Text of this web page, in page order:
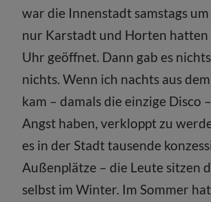
war die Innenstadt samstags
nur Karstadt und Horten hatten
Uhr geöffnet. Dann gab es
nichts. Wenn ich nachts aus
kam – damals die einzige Disco
Angst haben, verkloppt zu
es in der Stadt tausende
Außenplätze – die Leute sitzen
selbst im Winter. Im Sommer